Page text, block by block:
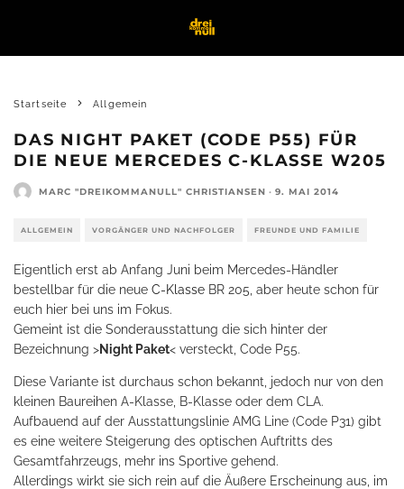
Startseite Allgemein
DAS NIGHT PAKET (CODE P55) FÜR
DIE NEUE MERCEDES C-KLASSE W205
MARC "DREIKOMMANULL" CHRISTIANSEN · 9. MAI 2014
ALLGEMEIN VORGÄNGER UND NACHFOLGER FREUNDE UND FAMILIE
Eigentlich erst ab Anfang Juni beim Mercedes-Händler
bestellbar für die neue C-Klasse BR 205, aber heute schon für
euch hier bei uns im Fokus.
Gemeint ist die Sonderausstattung die sich hinter der
Bezeichnung >Night Paket< versteckt, Code P55.
Diese Variante ist durchaus schon bekannt, jedoch nur von den
kleinen Baureihen A-Klasse, B-Klasse oder dem CLA.
Aufbauend auf der Ausstattungslinie AMG Line (Code P31) gibt
es eine weitere Steigerung des optischen Auftritts des
Gesamtfahrzeugs, mehr ins Sportive gehend.
Allerdings wirkt sie sich rein auf die Äußere Erscheinung aus, im